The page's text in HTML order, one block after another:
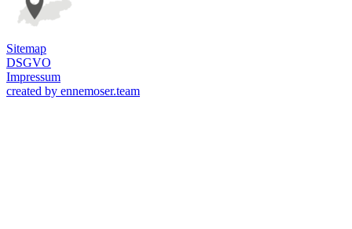
Sitemap
DSGVO
Impressum
created by ennemoser.team